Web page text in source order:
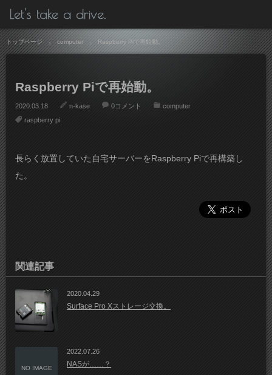
Let's take a drive.
トップページ computer Raspberry Piで再始動。
Raspberry Piで再始動。
2020.03.18 n-kase 0コメント
computer
raspberry pi
長らく放置していた自宅サーバーをRaspberry Piで再構築し
た。
関連記事
2020.04.29
Surface Pro Xストレージ交換。
NO IMAGE
2022.07.26
NASが……？